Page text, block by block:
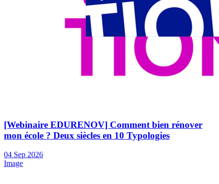
[Webinaire EDURENOV] Comment bien rénover
mon école ? Deux siècles en 10 Typologies
04 Sep 2026
Image